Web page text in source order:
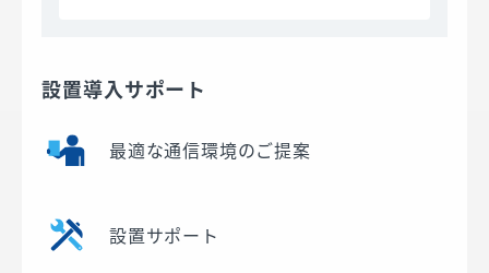
設置導入サポート
最適な通信環境のご提案
設置サポート